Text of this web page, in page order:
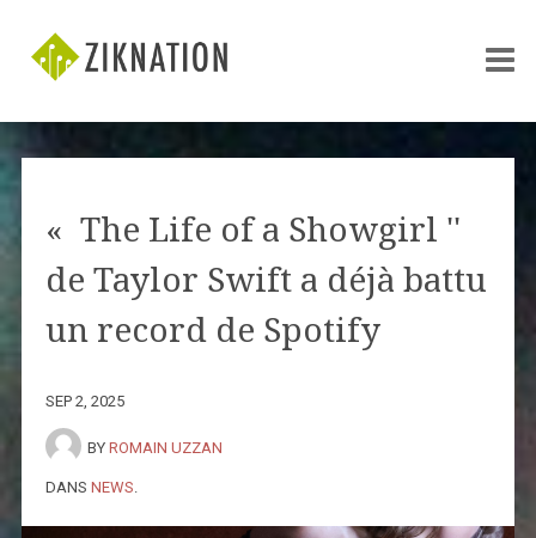
« The Life of a Showgirl ''
de Taylor Swift a déjà battu
un record de Spotify
SEP 2, 2025
BY ROMAIN UZZAN
DANS NEWS